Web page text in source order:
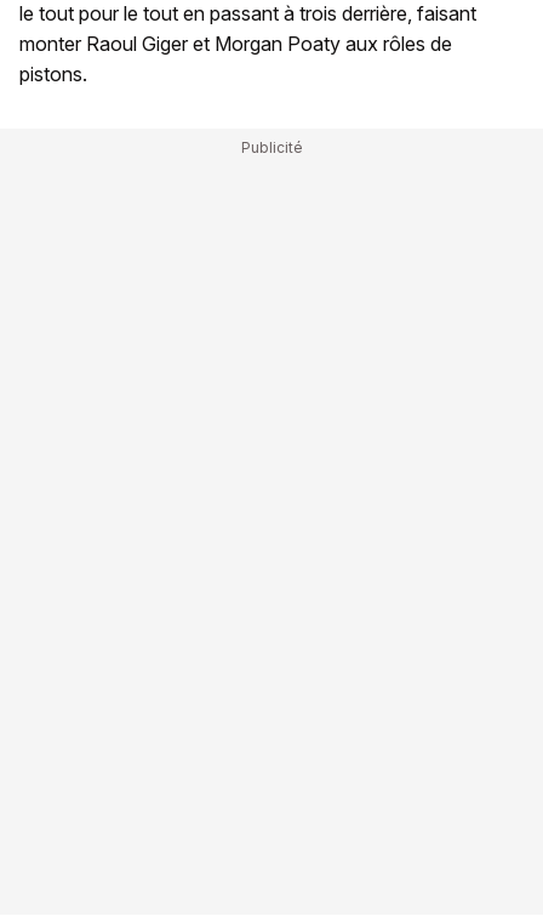
le tout pour le tout en passant à trois derrière, faisant
monter Raoul Giger et Morgan Poaty aux rôles de
pistons.